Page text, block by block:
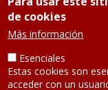
Portal del
Servicio de
SÍGUENOS
de cookies
Más información
Esenciales
Estas cookies son
acceder con un